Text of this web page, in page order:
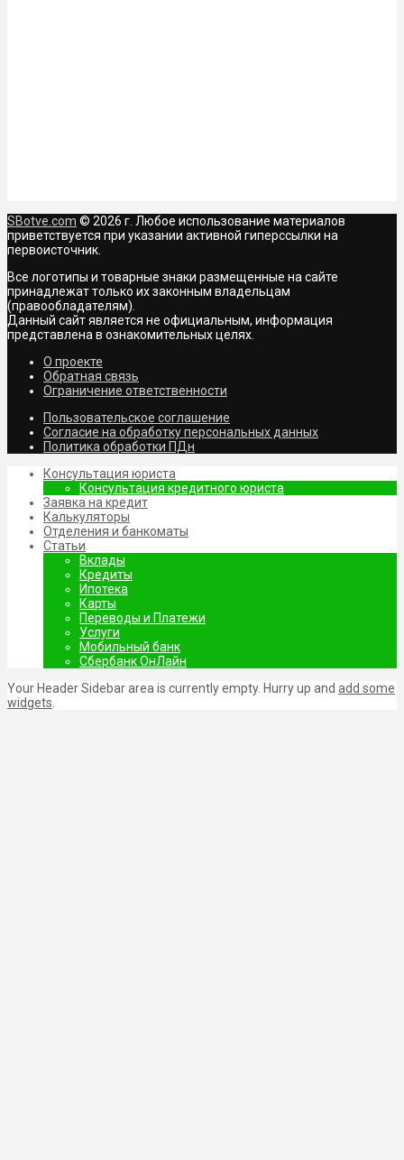
SBotve.com © 2026 г. Любое использование материалов
приветствуется при указании активной гиперссылки на
первоисточник.
Все логотипы и товарные знаки размещенные на сайте
принадлежат только их законным владельцам
(правообладателям).
Данный сайт является не официальным, информация
представлена в ознакомительных целях.
О проекте
Обратная связь
Ограничение ответственности
Пользовательское соглашение
Согласие на обработку персональных данных
Политика обработки ПДн
Консультация юриста
Консультация кредитного юриста
Заявка на кредит
Калькуляторы
Отделения и банкоматы
Статьи
Вклады
Кредиты
Ипотека
Карты
Переводы и Платежи
Услуги
Мобильный банк
Сбербанк ОнЛайн
Your Header Sidebar area is currently empty. Hurry up and add some
widgets